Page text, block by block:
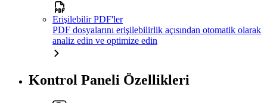
Erişilebilir PDF'ler
PDF dosyalarını erişilebilirlik açısından otomatik olarak
analiz edin ve optimize edin
Kontrol Paneli Özellikleri